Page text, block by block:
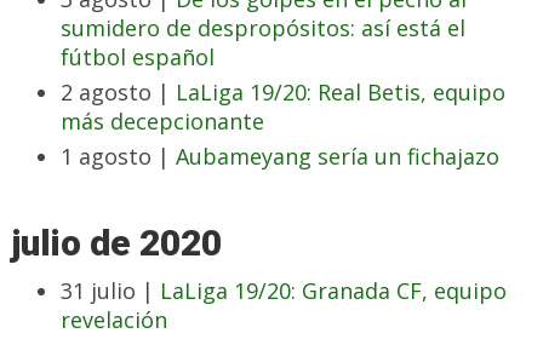
sumidero de despropósitos: así está el
fútbol español
2 agosto | LaLiga 19/20: Real Betis, equipo
más decepcionante
1 agosto | Aubameyang sería un fichajazo
julio de 2020
31 julio | LaLiga 19/20: Granada CF, equipo
revelación